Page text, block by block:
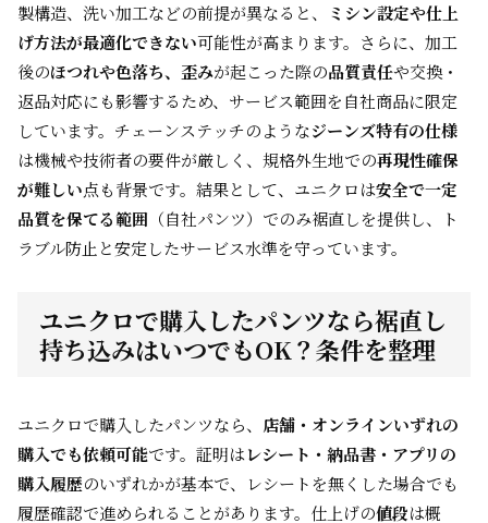
製構造、洗い加工などの前提が異なると、
ミシン設定や仕上
げ方法が最適化できない可能性が高まります。さらに、加工
後のほつれや色落ち、歪みが起こった際の品質責任や交換・
返品対応にも影響するため、サービス範囲を自社商品に限定
しています。チェーンステッチのようなジーンズ特有の仕様
は機械や技術者の要件が厳しく、規格外生地での再現性確保
が難しい点も背景です。結果として、ユニクロは安全で一定
品質を保てる範囲 （自社パンツ）でのみ裾直しを提供し、ト
ラブル防止と安定したサービス水準を守っています。
ユニクロで購入したパンツなら裾直し
持ち込みはいつでもOK？条件を整理
ユニクロで購入したパンツなら、 店舗・オンラインいずれの
購入でも依頼可能です。証明はレシート・納品書・アプリの
購入履歴のいずれかが基本で、レシートを無くした場合でも
履歴確認で進められることがあります。仕上げの値段は概